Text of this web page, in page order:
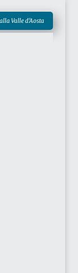
Valle d'Aosta